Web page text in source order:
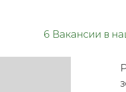
6 Вакансии в